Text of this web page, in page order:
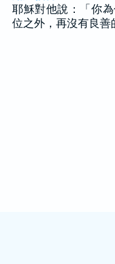
耶穌對他說：「你
位之外，再沒有良善